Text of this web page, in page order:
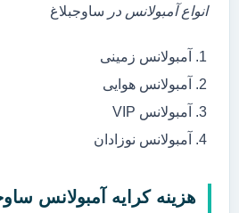
انواع آمبولانس در ساوجبلاغ
آمبولانس زمینی
آمبولانس هوایی
آمبولانس VIP
آمبولانس نوزادان
هزینه کرایه آمبولانس